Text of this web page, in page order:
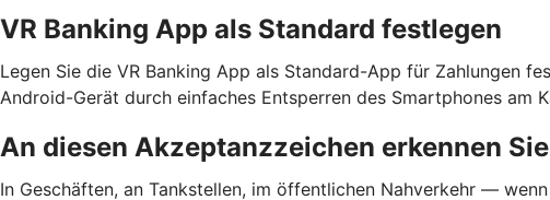
VR Banking App als Standard festlegen
Legen Sie die VR Banking App als Standard-App für Zahlungen
Android-Gerät durch einfaches Entsperren des Smartphones am
An diesen Akzeptanzzeichen erkennen
In Geschäften, an Tankstellen, im öffentlichen Nahverkehr —